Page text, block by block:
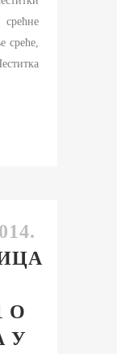
среће,
О
У